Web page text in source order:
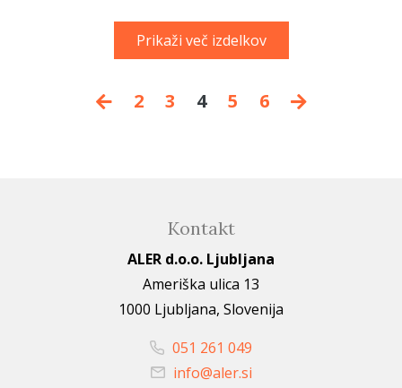
Prikaži več izdelkov
2 3 4 5 6
Kontakt
ALER d.o.o. Ljubljana
Ameriška ulica 13
1000 Ljubljana, Slovenija
051 261 049
info@aler.si